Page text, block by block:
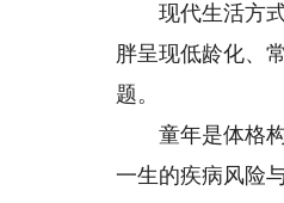
现代生活方式
胖呈现低龄化、
题。
童年是体格构
一生的疾病风险